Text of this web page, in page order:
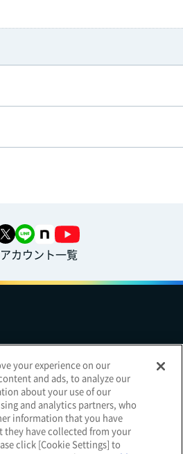
カウント一覧
針ご利用規約明治グループのDX
社 （ EN ｜簡体 ）
your experience on our
and ads, to analyze our
about your use of our
and analytics partners, who
information that you have
have collected from your
click [Cookie Settings] to